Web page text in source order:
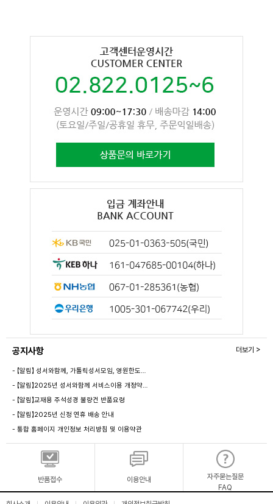
공지사항
- 【알림】 성서와함께, 가톨릭성서모임, 영원한도…
- 【알림】2025년 성서와함께 서비스이용 개정약…
- 【알림】교재용 주석성경 불량건 반품요령
- 【알림】2025년 신정 연휴 배송 안내
- 통합 홈페이지 개인정보 처리방침 및 이용약관
더보기 >
반품접수 이용안내
자주묻는질문
FAQ